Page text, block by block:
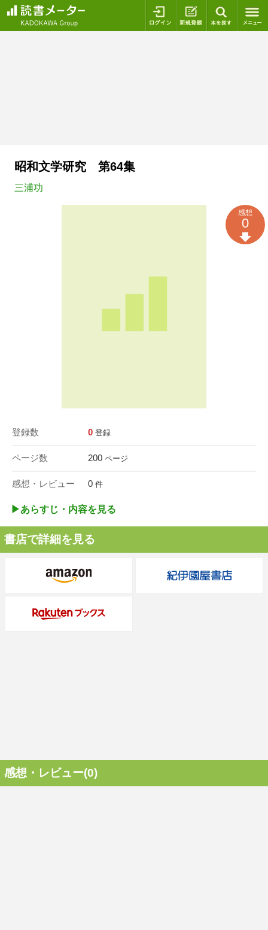
ログイン 新規登録
昭和文学研究 第64集
三浦功
登録数 0 登録
ページ数 200 ページ
感想・レビュー 0 件
感想
0
▶︎あらすじ・内容を見る
書店で詳細を見る
感想・レビュー(0)